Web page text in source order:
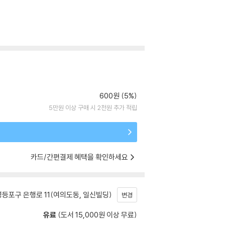
600원 (5%)
5만원 이상 구매 시 2천원 추가 적립
카드/간편결제 혜택을 확인하세요
포구 은행로 11(여의도동, 일신빌딩) 변경
유료 (도서 15,000원 이상 무료)